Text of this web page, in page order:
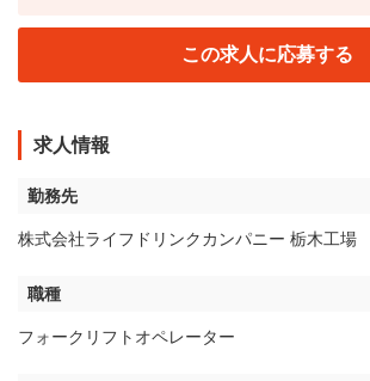
この求人に応募する
求人情報
勤務先
株式会社ライフドリンクカンパニー 栃木工場
職種
フォークリフトオペレーター